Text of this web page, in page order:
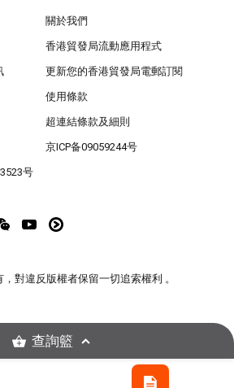
關於我們
香港貿發局流動應用程式
更新您的香港貿發局電郵訂閱
使用條款
超連結條款及細則
京ICP备09059244号
号
對違反版權者保留一切追索權利 。
查詢籃